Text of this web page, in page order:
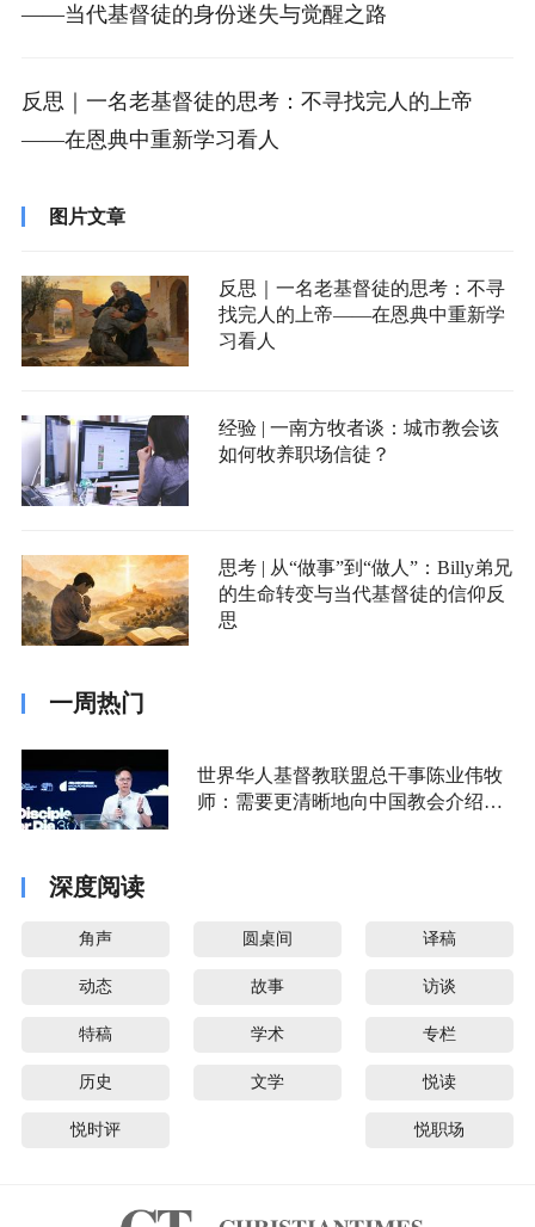
——当代基督徒的身份迷失与觉醒之路
反思｜一名老基督徒的思考：不寻找完人的上帝
——在恩典中重新学习看人
图片文章
反思｜一名老基督徒的思考：不寻
找完人的上帝——在恩典中重新学
习看人
经验 | 一南方牧者谈：城市教会该
如何牧养职场信徒？
思考 | 从“做事”到“做人”：Billy弟兄
的生命转变与当代基督徒的信仰反
思
一周热门
世界华人基督教联盟总干事陈业伟牧
师：需要更清晰地向中国教会介绍福
深度阅读
角声 圆桌间 译稿
动态 故事 访谈
特稿 学术 专栏
历史 文学 悦读
悦时评 悦职场